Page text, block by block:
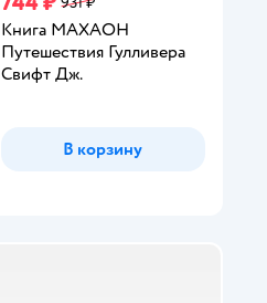
Книга МАХАОН
Путешествия Гулливера
Свифт Дж.
В корзину